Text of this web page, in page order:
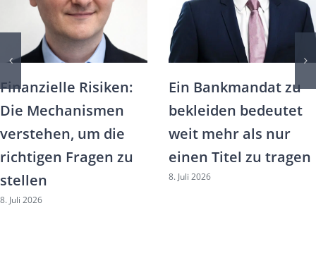
Finanzielle Risiken:
Die Mechanismen
verstehen, um die
richtigen Fragen zu
stellen
8. Juli 2026
Ein Bankmandat zu
bekleiden bedeutet
weit mehr als nur
einen Titel zu tragen
8. Juli 2026